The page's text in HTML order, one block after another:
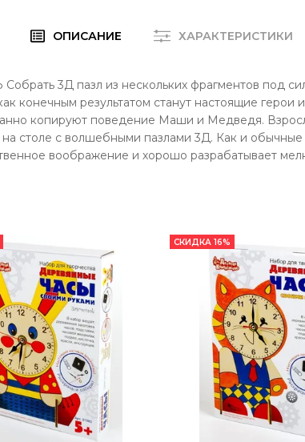
ОПИСАНИЕ ХАРАКТЕРИСТИКИ
3Д пазл из нескольких фрагментов под
конечным результатом станут настоящие герои
копируют поведение Маши и Медведя.
столе с волшебными пазлами 3Д. Как и
воображение и хорошо разрабатывает
СКИДКА 16%